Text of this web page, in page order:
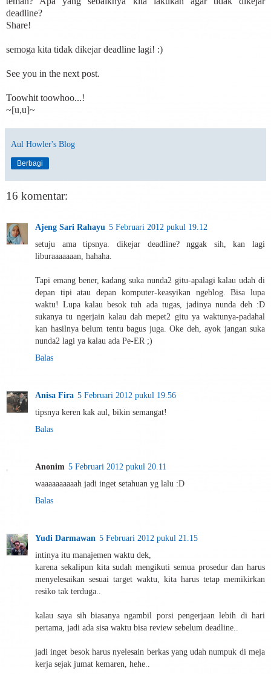
deadline?
Share!
semoga kita tidak dikejar deadline lagi! :)
See you in the next post.
Toowhit toowhoo...!
~[u,u]~
Aul Howler's Blog
Berbagi
16 komentar:
Ajeng Sari Rahayu 5 Februari 2012 pukul 19.12
setuju ama tipsnya. dikejar deadline? nggak sih, kan lagi
liburaaaaaaan, hahaha.
Tapi emang bener, kadang suka nunda2 gitu-apalagi kalau udah di
depan tipi atau depan komputer-keasyikan ngeblog. Bisa lupa
waktu! Lupa kalau besok tuh ada tugas, jadinya nunda deh :D
sukanya tu ngerjain kalau dah mepet2 gitu ya waktunya-padahal
kan hasilnya belum tentu bagus juga. Oke deh, ayok jangan suka
nunda2 lagi ya kalau ada Pe-ER ;)
Balas
Anisa Fira 5 Februari 2012 pukul 19.56
tipsnya keren kak aul, bikin semangat!
Balas
Anonim 5 Februari 2012 pukul 20.11
waaaaaaaaaah jadi inget setahuan yg lalu :D
Balas
Yudi Darmawan 5 Februari 2012 pukul 21.15
intinya itu manajemen waktu dek,
karena sekalipun kita sudah mengikuti semua prosedur dan harus
menyelesaikan sesuai target waktu, kita harus tetap memikirkan
resiko tak terduga..
kalau saya sih biasanya ngambil porsi pengerjaan lebih di hari
pertama, jadi ada sisa waktu bisa review sebelum deadline..
jadi inget besok harus nyelesain berkas yang udah numpuk di meja
kerja sejak jumat kemaren, hehe..